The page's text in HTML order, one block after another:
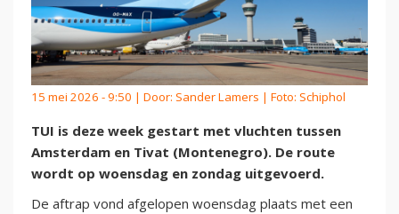
15 mei 2026 - 9:50 | Door: Sander Lamers | Foto: Schiphol
TUI is deze week gestart met vluchten tussen
Amsterdam en Tivat (Montenegro). De route
wordt op woensdag en zondag uitgevoerd.
De aftrap vond afgelopen woensdag plaats met een